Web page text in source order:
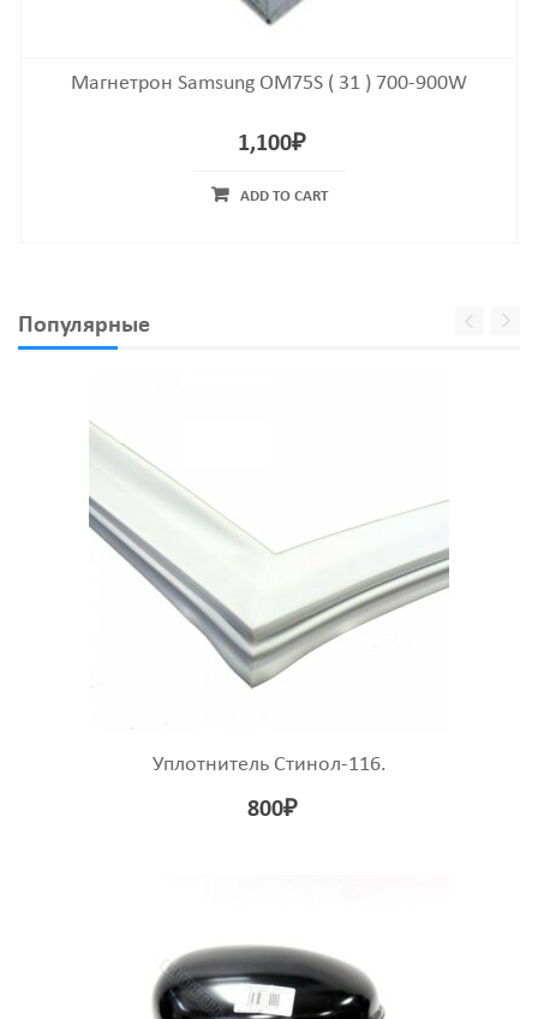
Магнетрон Samsung OM75S ( 31 ) 700-900W
1,100₽
ADD TO CART
Популярные
Уплотнитель Стинол-116.
800₽